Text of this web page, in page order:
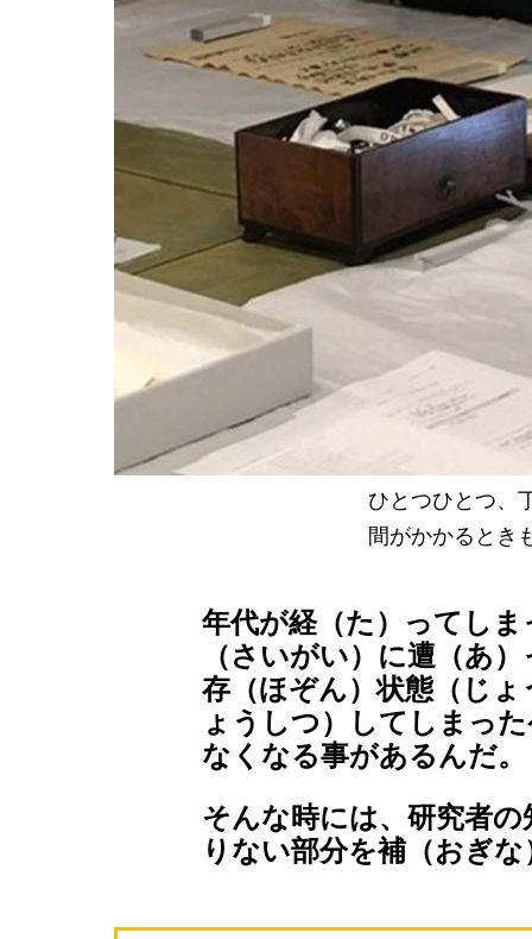
ひとつひとつ、
間がかかるとき
年代が経（た）ってし
（さいがい）に遭（あ
存（ほぞん）状態（じ
ょうしつ）してしまっ
なくなる事があるんだ。
そんな時には、研究者
りない部分を補（おぎ